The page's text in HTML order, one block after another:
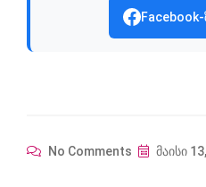
Facebook-
No Comments მაისი